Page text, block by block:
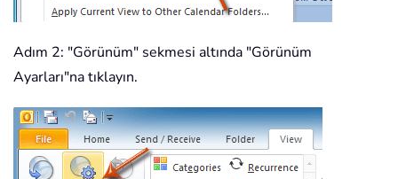
Adım 2: "Görünüm" sekmesi altında "Görünüm
Ayarları"na tıklayın.